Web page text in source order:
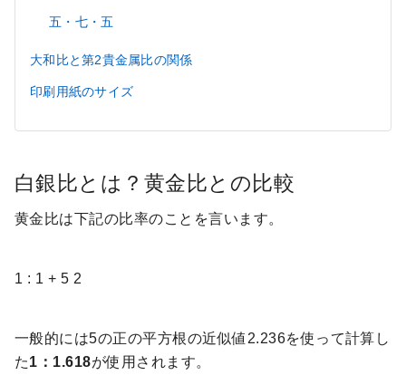
五・七・五
大和比と第2貴金属比の関係
印刷用紙のサイズ
白銀比とは？黄金比との比較
黄金比は下記の比率のことを言います。
1 : 1 + 5 2
一般的には5の正の平方根の近似値2.236を使って計算し
た1：1.618が使用されます。